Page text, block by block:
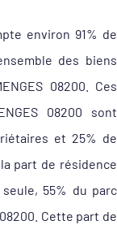
environ 91% de
des biens
08200. Ces
08200 sont
et 25% de
part de résidence
55% du parc
Cette part de